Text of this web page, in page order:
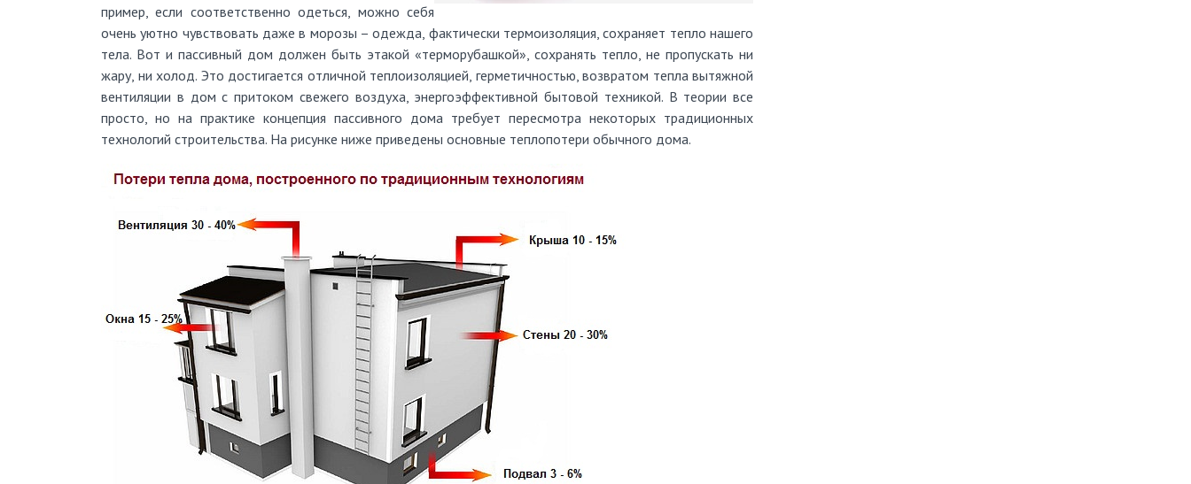
пример, если соответственно одеться, можно себя
очень уютно чувствовать даже в морозы – одежда, фактически термоизоляция, сохраняет тепло нашего
тела. Вот и пассивный дом должен быть этакой «терморубашкой», сохранять тепло, не пропускать ни
жару, ни холод. Это достигается отличной теплоизоляцией, герметичностью, возвратом тепла вытяжной
вентиляции в дом с притоком свежего воздуха, энергоэффективной бытовой техникой. В теории все
просто, но на практике концепция пассивного дома требует пересмотра некоторых традиционных
технологий строительства. На рисунке ниже приведены основные теплопотери обычного дома.